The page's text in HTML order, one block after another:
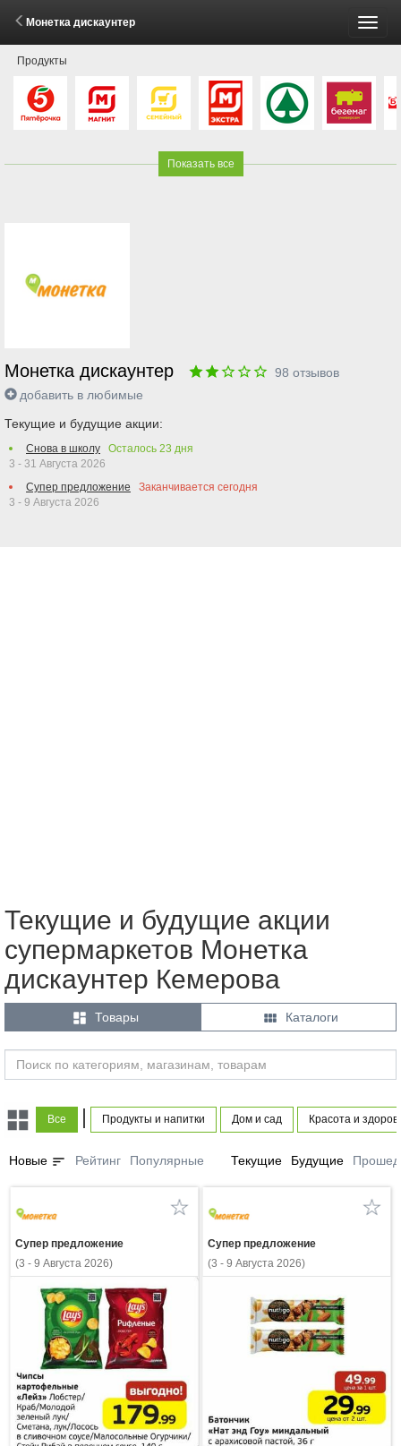
Монетка дискаунтер
Продукты
Показать все
Монетка дискаунтер 98 отзывов
добавить в любимые
Текущие и будущие акции:
Снова в школу Осталось 23 дня
3 - 31 Августа 2026
Супер предложение
Заканчивается сегодня
3 - 9 Августа 2026
Текущие и будущие акции
супермаркетов Монетка
дискаунтер Кемерова
 Товары  Каталоги
Все | Продукты и напитки Дом и сад Красота и
Новые sort Рейтинг Популярные Текущие Будущие
Супер предложение
(3 - 9 Августа 2026)
Супер предложение
(3 - 9 Августа 2026)